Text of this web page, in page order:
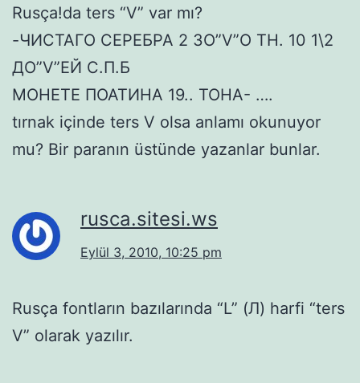
Rusça!da ters “V” var mı?
-ЧИСТАГО СЕРЕБРА 2 ЗО”V”О ТН. 10 1\2
ДО”V”ЕЙ С.П.Б
МОНЕТЕ ПОАТИНА 19.. ТОНА- ….
tırnak içinde ters V olsa anlamı okunuyor
mu? Bir paranın üstünde yazanlar bunlar.
rusca.sitesi.ws
Eylül 3, 2010, 10:25 pm
Rusça fontların bazılarında “L” (Л) harfi “ters
V” olarak yazılır.